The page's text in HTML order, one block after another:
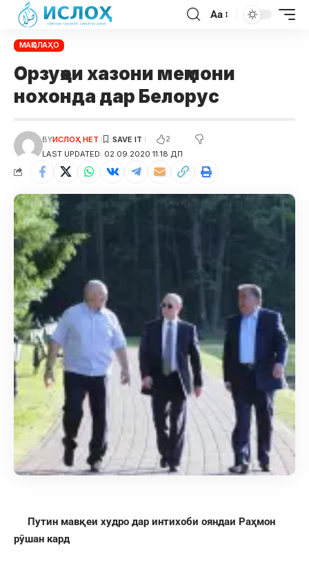
Aa
МАҚОЛАҲО
Орзуҳои хазони меҳмони
нохонда дар Белорус
LAST UPDATED: 02.09.2020 11:18 ДП
BYИСЛОҲ НЕТ 2
Путин мавқеи худро дар интихоби ояндаи Раҳмон
рӯшан кард